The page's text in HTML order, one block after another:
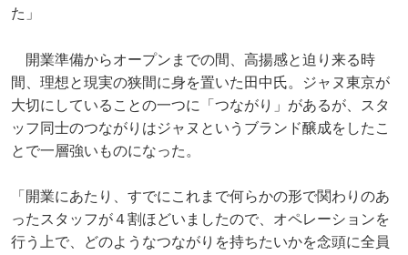
た」
開業準備からオープンまでの間、高揚感と迫り来る時
間、理想と現実の狭間に身を置いた田中氏。ジャヌ東京が
大切にしていることの一つに「つながり」があるが、スタ
ッフ同士のつながりはジャヌというブランド醸成をしたこ
とで一層強いものになった。
「開業にあたり、すでにこれまで何らかの形で関わりのあ
ったスタッフが４割ほどいましたので、オペレーションを
行う上で、どのようなつながりを持ちたいかを念頭に全員